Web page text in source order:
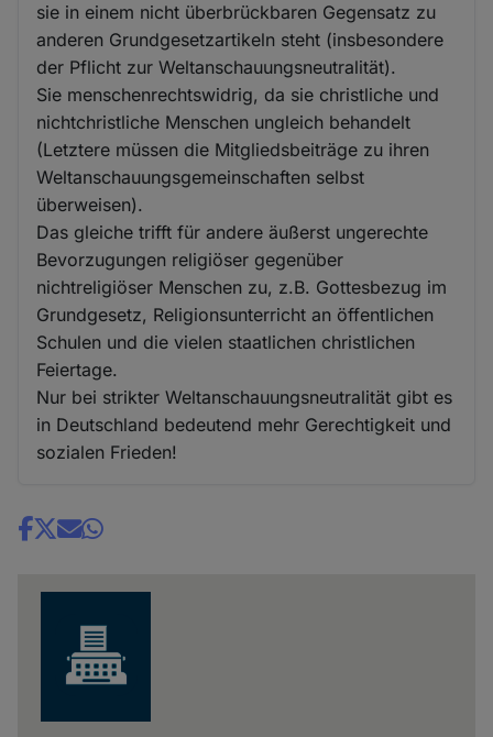
sie in einem nicht überbrückbaren Gegensatz zu
anderen Grundgesetzartikeln steht (insbesondere
der Pflicht zur Weltanschauungsneutralität).
Sie menschenrechtswidrig, da sie christliche und
nichtchristliche Menschen ungleich behandelt
(Letztere müssen die Mitgliedsbeiträge zu ihren
Weltanschauungsgemeinschaften selbst
überweisen).
Das gleiche trifft für andere äußerst ungerechte
Bevorzugungen religiöser gegenüber
nichtreligiöser Menschen zu, z.B. Gottesbezug im
Grundgesetz, Religionsunterricht an öffentlichen
Schulen und die vielen staatlichen christlichen
Feiertage.
Nur bei strikter Weltanschauungsneutralität gibt es
in Deutschland bedeutend mehr Gerechtigkeit und
sozialen Frieden!
Share